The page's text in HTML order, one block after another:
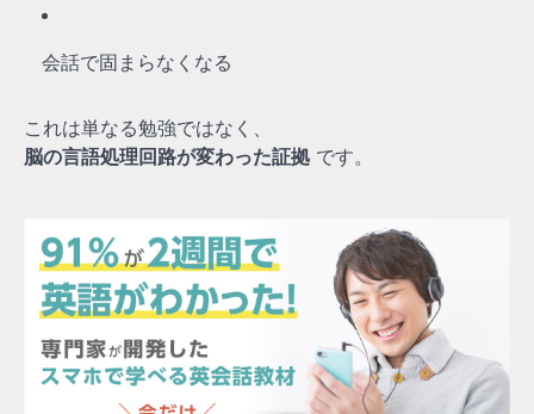
会話で固まらなくなる
これは単なる勉強ではなく、
脳の言語処理回路が変わった証拠 です。